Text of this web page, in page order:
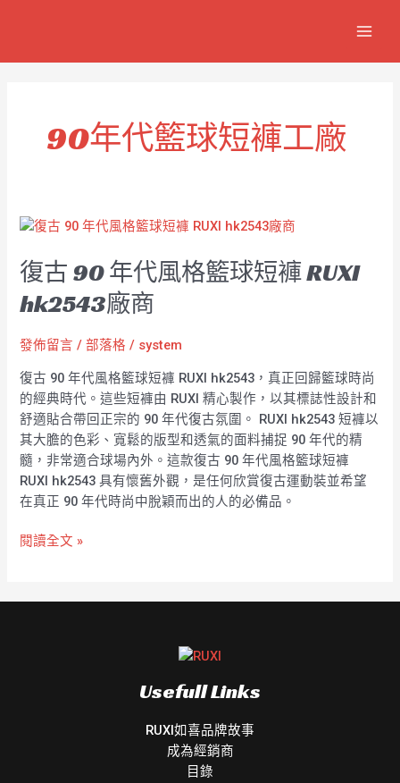
90年代籃球短褲工廠
復古 90 年代風格籃球短褲 RUXI
hk2543廠商
發佈留言 /部落格 / system
復古 90 年代風格籃球短褲 RUXI hk2543，真正回歸籃球時尚
的經典時代。這些短褲由 RUXI 精心製作，以其標誌性設計和
舒適貼合帶回正宗的 90 年代復古氛圍。 RUXI hk2543 短褲以
其大膽的色彩、寬鬆的版型和透氣的面料捕捉 90 年代的精
髓，非常適合球場內外。這款復古 90 年代風格籃球短褲
RUXI hk2543 具有懷舊外觀，是任何欣賞復古運動裝並希望
在真正 90 年代時尚中脫穎而出的人的必備品。
復
90
年
代
格
籃
球
短
褲
RUXI
hk2543
廠
商
閱讀全文 »
Usefull Links
RUXI如喜品牌故事
成為經銷商
目錄